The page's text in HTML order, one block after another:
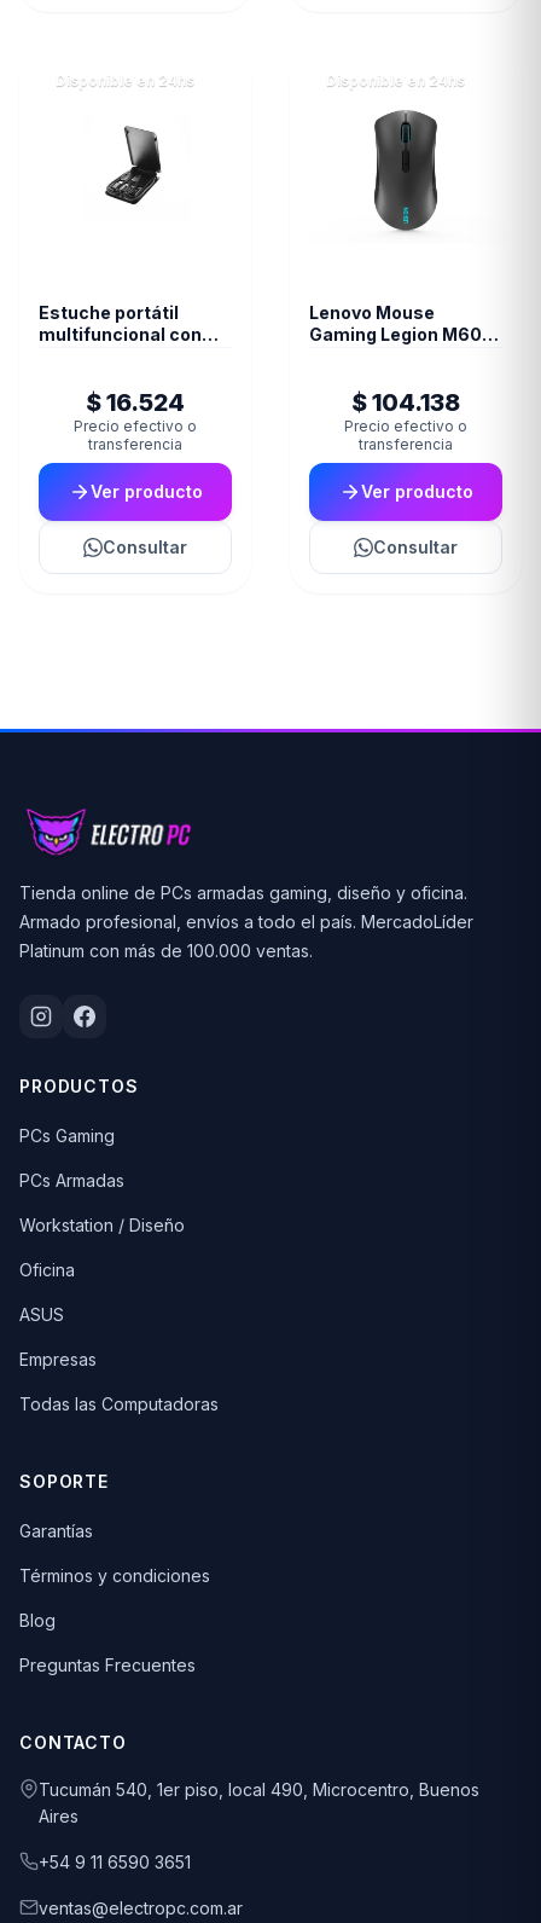
Disponible en 24hs
Estuche portátil
multifuncional con
$ 16.524
Precio efectivo o
transferencia
Ver producto
Consultar
Disponible en 24hs
Lenovo Mouse
Gaming Legion M600
$ 104.138
Precio efectivo o
transferencia
Ver producto
Consultar
Tienda online de PCs armadas gaming, diseño y oficina.
Armado profesional, envíos a todo el país. MercadoLíder
Platinum con más de 100.000 ventas.
PRODUCTOS
PCs Gaming
PCs Armadas
Workstation / Diseño
Oficina
ASUS
Empresas
Todas las Computadoras
SOPORTE
Garantías
Términos y condiciones
Blog
Preguntas Frecuentes
CONTACTO
Tucumán 540, 1er piso, local 490, Microcentro, Buenos
Aires
+54 9 11 6590 3651
ventas@electropc.com.ar